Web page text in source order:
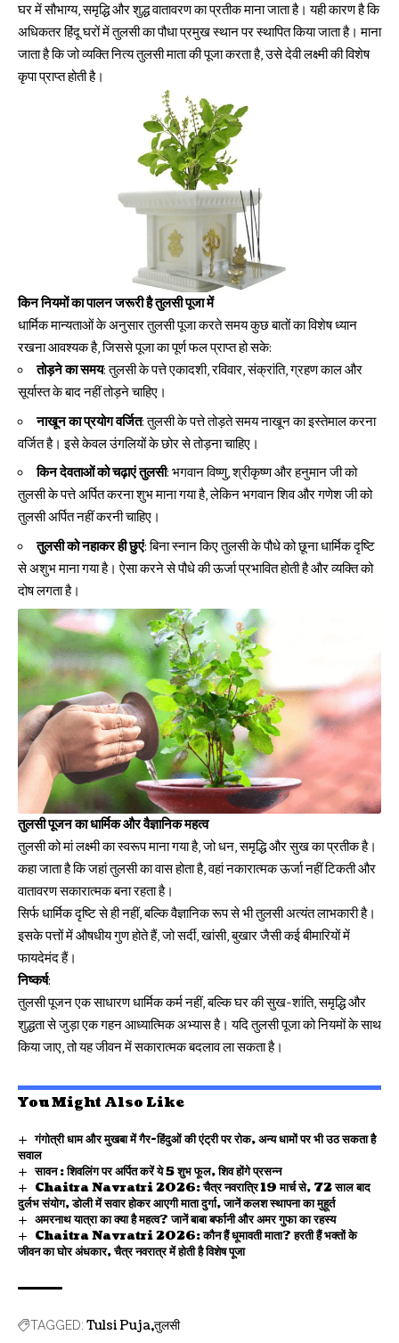
घर में सौभाग्य, समृद्धि और शुद्ध वातावरण का प्रतीक माना जाता है। यही कारण है कि
अधिकतर हिंदू घरों में तुलसी का पौधा प्रमुख स्थान पर स्थापित किया जाता है। माना
जाता है कि जो व्यक्ति नित्य तुलसी माता की पूजा करता है, उसे देवी लक्ष्मी की विशेष
कृपा प्राप्त होती है।
किन नियमों का पालन जरूरी है तुलसी पूजा में
धार्मिक मान्यताओं के अनुसार तुलसी पूजा करते समय कुछ बातों का विशेष ध्यान
रखना आवश्यक है, जिससे पूजा का पूर्ण फल प्राप्त हो सके:
तोड़ने का समय: तुलसी के पत्ते एकादशी, रविवार, संक्रांति, ग्रहण काल और
सूर्यास्त के बाद नहीं तोड़ने चाहिए।
नाखून का प्रयोग वर्जित: तुलसी के पत्ते तोड़ते समय नाखून का इस्तेमाल करना
वर्जित है। इसे केवल उंगलियों के छोर से तोड़ना चाहिए।
किन देवताओं को चढ़ाएं तुलसी: भगवान विष्णु, श्रीकृष्ण और हनुमान जी को
तुलसी के पत्ते अर्पित करना शुभ माना गया है, लेकिन भगवान शिव और गणेश जी को
तुलसी अर्पित नहीं करनी चाहिए।
तुलसी को नहाकर ही छुएं: बिना स्नान किए तुलसी के पौधे को छूना धार्मिक दृष्टि
से अशुभ माना गया है। ऐसा करने से पौधे की ऊर्जा प्रभावित होती है और व्यक्ति को
दोष लगता है।
तुलसी पूजन का धार्मिक और वैज्ञानिक महत्व
तुलसी को मां लक्ष्मी का स्वरूप माना गया है, जो धन, समृद्धि और सुख का प्रतीक है।
कहा जाता है कि जहां तुलसी का वास होता है, वहां नकारात्मक ऊर्जा नहीं टिकती और
वातावरण सकारात्मक बना रहता है।
सिर्फ धार्मिक दृष्टि से ही नहीं, बल्कि वैज्ञानिक रूप से भी तुलसी अत्यंत लाभकारी है।
इसके पत्तों में औषधीय गुण होते हैं, जो सर्दी, खांसी, बुखार जैसी कई बीमारियों में
फायदेमंद हैं।
निष्कर्ष:
तुलसी पूजन एक साधारण धार्मिक कर्म नहीं, बल्कि घर की सुख-शांति, समृद्धि और
शुद्धता से जुड़ा एक गहनआध्यात्मिकअभ्यास है। यदि तुलसी पूजा को नियमों के साथ
किया जाए, तो यह जीवन में सकारात्मक बदलाव ला सकता है।
You Might Also Like
गंगोत्री धाम और मुखबा में गैर-हिंदुओं की एंट्री पर रोक, अन्य धामों पर भी उठ सकता है
सवाल
सावन : शिवलिंग पर अर्पित करें ये 5 शुभ फूल, शिव होंगे प्रसन्न
Chaitra Navratri 2026: चैत्र नवरात्रि 19 मार्च से, 72 साल बाद
दुर्लभ संयोग, डोली में सवार होकर आएगी माता दुर्गा, जानें कलश स्थापना का मुहूर्त
अमरनाथ यात्रा का क्या है महत्व? जानें बाबा बर्फानी और अमर गुफा का रहस्य
Chaitra Navratri 2026: कौन हैं धूमावती माता? हरती हैं भक्तों के
जीवन का घोर अंधकार, चैत्र नवरात्र में होती है विशेष पूजा
TAGGED: Tulsi Puja तुलसी